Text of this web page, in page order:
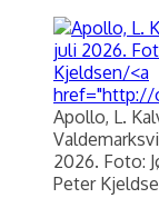
Apollo, L.
2026. Foto:
Peter